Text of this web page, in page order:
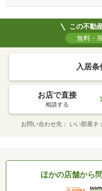
この不動
無料・
入居条
お店で直接
相談する
お問い合わせ先 いい部屋ネ
ほかの店舗から